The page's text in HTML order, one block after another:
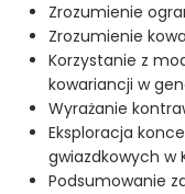
Zrozumienie
Zrozumienie
Korzystanie z
kowariancji w
Wyrażanie
Eksploracja
gwiazdkowych w
Podsumowanie